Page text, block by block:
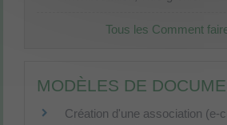
Tous les Comment
MODÈLES DE
Création d'une association (e-